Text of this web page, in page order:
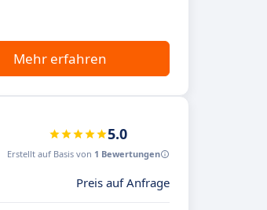
Mehr erfahren
5.0
Erstellt auf Basis von 1 Bewertungen
Preis auf Anfrage